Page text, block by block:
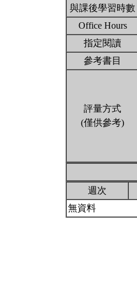
與課後學習時數
Office Hours
指定閱讀
參考書目
評量方式
(僅供參考)
週次
無資料